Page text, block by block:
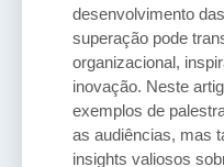
desenvolvimento
superação pode
organizacional,
inovação. Neste
exemplos de
as audiências, mas
insights valiosos